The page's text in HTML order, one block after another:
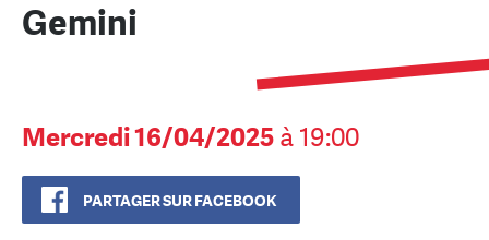
Gemini
Mercredi 16/04/2025 à 19:00
PARTAGER SUR FACEBOOK